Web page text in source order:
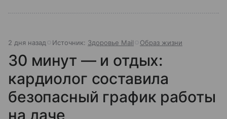
2 дня назад Источник: Здоровье Mail Образ жизни
30 минут — и отдых:
кардиолог составила
безопасный график работы
на даче